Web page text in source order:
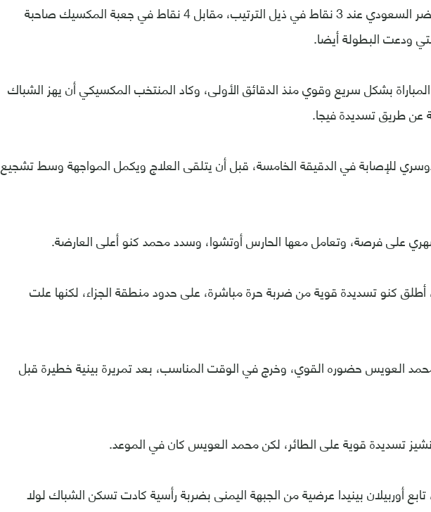
وتجمد رصيد الأخضر السعودي عند 3 نقاط في ذيل الترتيب، مقابل 4 نقاط في جعبة المكسيك صاحبة
ودعت البطولة أيضا.
بشكل سريع وقوي منذ الدقائق الأولى، وكاد المنتخب المكسيكي أن يهز الشباك
عن طريق تسديدة فيجا.
للإصابة في الدقيقة الخامسة، قبل أن يتلقى العلاج ويكمل المواجهة وسط تشجيع
على فرصة، وتعامل معها الحارس أوتشوا، وسدد محمد كنو أعلى العارضة.
الدقيقة 14، أطلق كنو تسديدة قوية من ضربة حرة مباشرة، على حدود منطقة الجزاء، لكنها علت
العويس حضوره القوي، وخرج في الوقت المناسب، بعد تمريرة بينية خطيرة قبل
تسديدة قوية على الطائر، لكن محمد العويس كان في الموعد.
الدقيقة 27، تابع أوربيلان بينيدا عرضية من الجبهة اليمنى بضربة رأسية كادت تسكن الشباك لولا